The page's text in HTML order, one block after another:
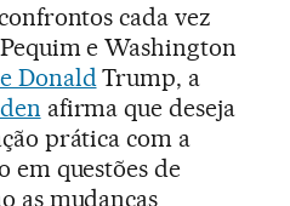
cada vez
e Washington
Donald Trump, a
afirma que deseja
prática com a
em questões de
as mudanças